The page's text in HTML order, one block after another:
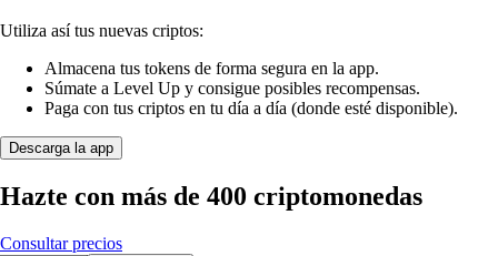
Utiliza así tus nuevas criptos:
Almacena tus tokens de forma segura en la app.
Súmate a Level Up y consigue posibles recompensas.
Paga con tus criptos en tu día a día (donde esté disponible).
Descarga la app
Hazte con más de 400 criptomonedas
Consultar precios